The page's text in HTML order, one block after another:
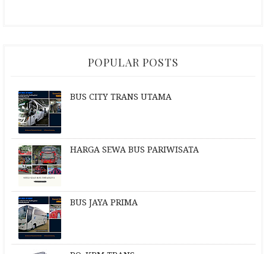
POPULAR POSTS
BUS CITY TRANS UTAMA
HARGA SEWA BUS PARIWISATA
BUS JAYA PRIMA